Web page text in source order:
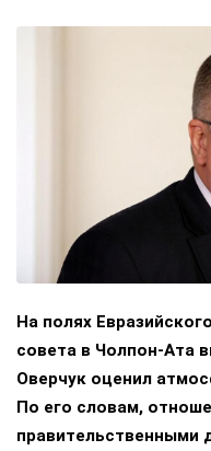
На полях
совета в Чолпон-Ата
Оверчук оценил
По его словам,
правительственными